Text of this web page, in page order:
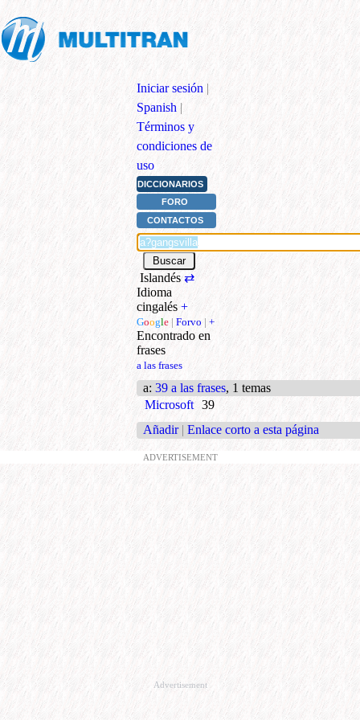
Iniciar sesión |
Spanish |
Términos y
condiciones de
uso
DICCIONARIOS
FORO
CONTACTOS
Islandés ⇄
Idioma
cingalés +
Google | Forvo | +
Encontrado en
frases
a las frases
a: 39 a las frases, 1 temas
Microsoft 39
Añadir | Enlace corto a esta página
ADVERTISEMENT
Advertisement